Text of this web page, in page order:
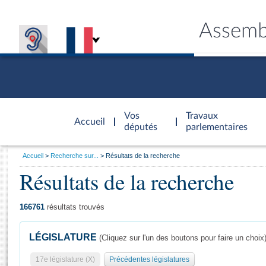
Accueil
d'accueil
Vos
députés
Travaux
parlementaires
Général
Vous
Accueil Recherche sur... Résultats de la recherche
Résultats de la recherche
166761 résultats trouvés
LÉGISLATURE (Cliquez sur l'un des boutons pour faire un choix)
17e législature (X) Précédentes législatures